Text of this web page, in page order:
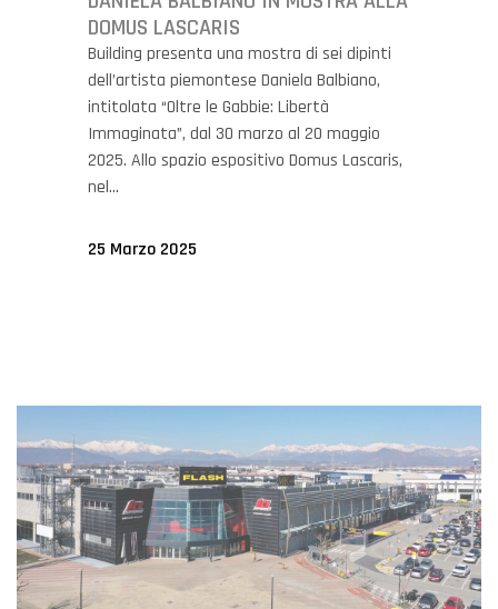
DOMUS LASCARIS
Building presenta una mostra di sei dipinti
dell’artista piemontese Daniela Balbiano,
intitolata “Oltre le Gabbie: Libertà
Immaginata”, dal 30 marzo al 20 maggio
2025. Allo spazio espositivo Domus Lascaris,
nel...
25 Marzo 2025